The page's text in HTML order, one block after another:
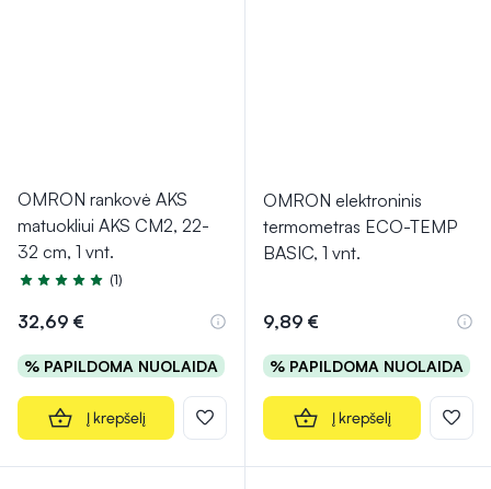
OMRON rankovė AKS
matuokliui AKS CM2, 22-
32 cm, 1 vnt.
Įvertinimas 5.0 iš 5
(1)
32,69 €
% PAPILDOMA NUOLAIDA
Į krepšelį
OMRON elektroninis
termometras ECO-TEMP
BASIC, 1 vnt.
9,89 €
% PAPILDOMA NUOLAIDA
Į krepšelį